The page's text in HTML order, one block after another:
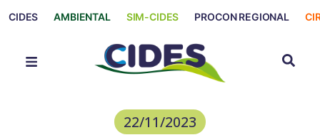
CIDES AMBIENTAL SIM-CIDES PROCON REGIONAL
22/11/2023